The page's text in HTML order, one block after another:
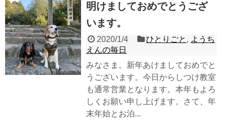
明けましておめでとうござ
います。
2020/1/4 ひとりごと , ようち
えんの毎日
みなさま。新年あけましておめでと
うございます。今日からしつけ教室
も通常営業となります。本年もよろ
しくお願い申し上げます。さて、年
末年始とお泊...